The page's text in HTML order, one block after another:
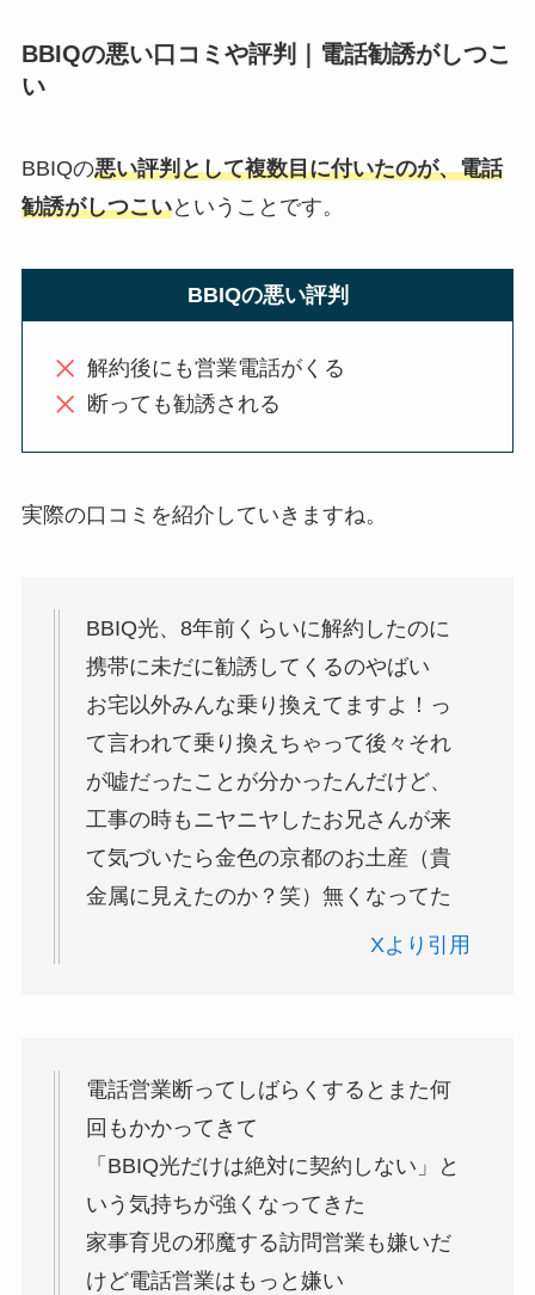
BBIQの悪い口コミや評判｜電話勧誘がしつこ
い
BBIQの悪い評判として複数目に付いたのが、電話
勧誘がしつこいということです。
BBIQの悪い評判
解約後にも営業電話がくる
断っても勧誘される
実際の口コミを紹介していきますね。
BBIQ光、8年前くらいに解約したのに
携帯に未だに勧誘してくるのやばい
お宅以外みんな乗り換えてますよ！っ
て言われて乗り換えちゃって後々それ
が嘘だったことが分かったんだけど、
工事の時もニヤニヤしたお兄さんが来
て気づいたら金色の京都のお土産（貴
金属に見えたのか？笑）無くなってた
Xより引用
電話営業断ってしばらくするとまた何
回もかかってきて
「BBIQ光だけは絶対に契約しない」と
いう気持ちが強くなってきた
家事育児の邪魔する訪問営業も嫌いだ
けど電話営業はもっと嫌い